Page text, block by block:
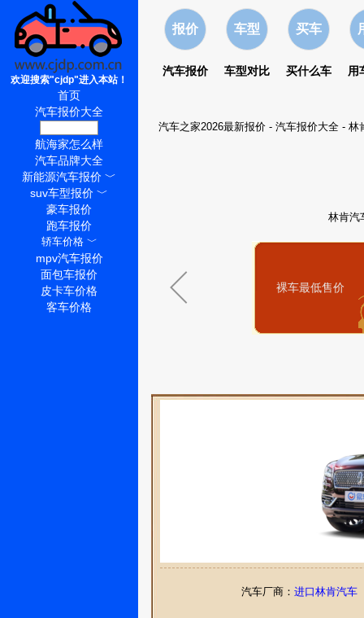
报价
汽车报价
车型
车型对比
买车
买什么车 用
汽车之家2026最新报价- 汽车报价大全- 林
林肯汽
裸车最低售价
汽车厂商： 进口林肯汽车
欢迎搜索"cjdp"进入本站！
首页
汽车报价大全
航海家怎么样
汽车品牌大全
新能源汽车报价 ﹀
suv车型报价 ﹀
豪车报价
跑车报价
轿车价格﹀
mpv汽车报价
面包车报价
皮卡车价格
客车价格